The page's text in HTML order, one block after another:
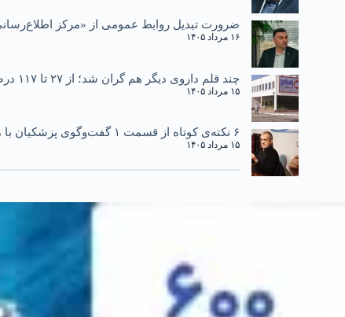
ضرورت تبدیل روابط عمومی از «مرکز
۱۶ مرداد ۱۴۰۵
چند قلم داروی دیگر هم گران شد؛ از ۲۷ تا ۱۱۷ درصد
۱۵ مرداد ۱۴۰۵
۶ نکته‌ی کوتاه از قسمت ۱ گفت‌وگوی پزشکیان با مردم
۱۵ مرداد ۱۴۰۵